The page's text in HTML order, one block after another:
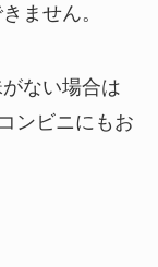
ません。
ない場合は
ンビニにもお